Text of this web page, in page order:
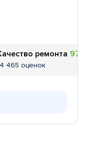
ремонта 97%
465 оценок